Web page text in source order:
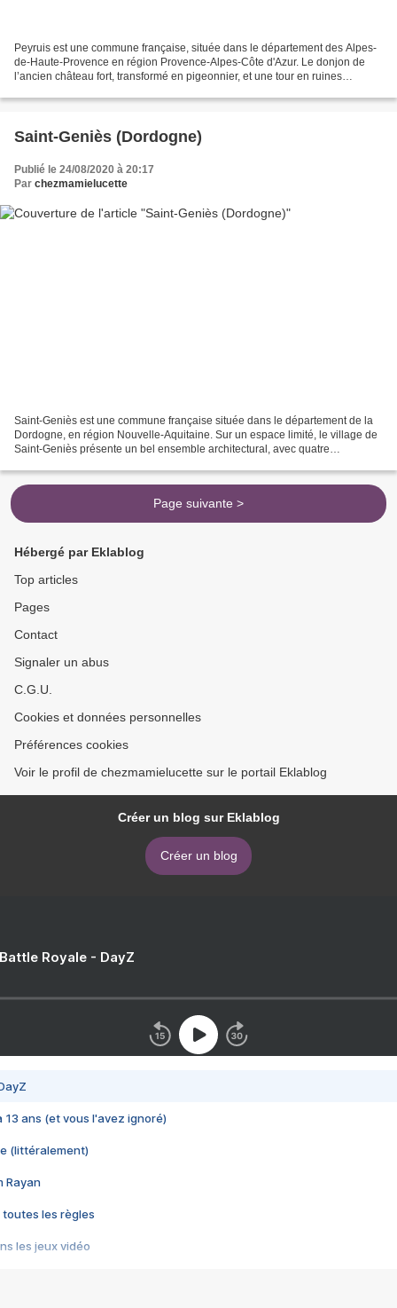
Peyruis est une commune française, située dans le département des Alpes-
de-Haute-Provence en région Provence-Alpes-Côte d'Azur. Le donjon de
l’ancien château fort, transformé en pigeonnier, et une tour en ruines
Saint-Geniès (Dordogne)
Publié le 24/08/2020 à 20:17
Par chezmamielucette
Saint-Geniès est une commune française située dans le département de la
Dordogne, en région Nouvelle-Aquitaine. Sur un espace limité, le village de
Saint-Geniès présente un bel ensemble architectural, avec quatre
Page suivante >
Hébergé par Eklablog
Top articles
Pages
Contact
Signaler un abus
C.G.U.
Cookies et données personnelles
Préférences cookies
Voir le profil de chezmamielucette sur le portail Eklablog
Créer un blog sur Eklablog
Créer un blog
Royale - DayZ
13 ans (et vous l'avez ignoré)
(littéralement)
Rayan
toutes les règles
les jeux vidéo